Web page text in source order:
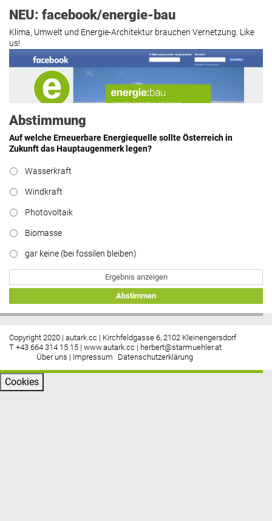
Roland Mösl: „Man wollte wohl
Kasse machen statt neue Produkte
erfinden.“ lesen
Hier geht’s zu allen Kommentaren
NEU: facebook/energie-bau
Klima, Umwelt und Energie-Architektur brauchen Vernetzung. Like
us!
Abstimmung
Auf welche Erneuerbare Energiequelle sollte Österreich in
Zukunft das Hauptaugenmerk legen?
Wasserkraft
Windkraft
Photovoltaik
Biomasse
gar keine (bei fossilen bleiben)
Ergebnis anzeigen
Abstimmen
Copyright 2020 | autark.cc | Kirchfeldgasse 6, 2102 Kleinengersdorf
T +43 664 314 15 15 | www.autark.cc | herbert@starmuehler.at
Über uns | Impressum Datenschutzerklärung
Cookies